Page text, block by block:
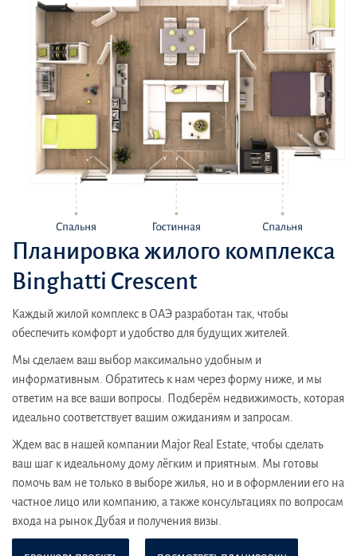
Планировка жилого комплекса
Binghatti Crescent
Каждый жилой комплекс в ОАЭ разработан так, чтобы
обеспечить комфорт и удобство для будущих жителей.
Мы сделаем ваш выбор максимально удобным и
информативным. Обратитесь к нам через форму ниже, и мы
ответим на все ваши вопросы. Подберём недвижимость, которая
идеально соответствует вашим ожиданиям и запросам.
Ждем вас в нашей компании Major Real Estate, чтобы сделать
ваш шаг к идеальному дому лёгким и приятным. Мы готовы
помочь вам не только в выборе жилья, но и в оформлении его на
частное лицо или компанию, а также консультациях по вопросам
входа на рынок Дубая и получения визы.